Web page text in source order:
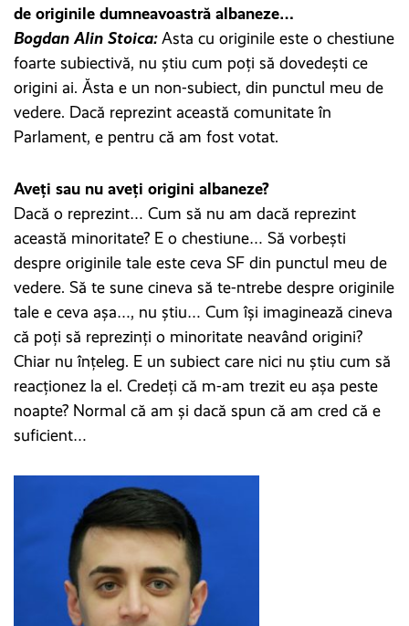
de originile dumneavoastră albaneze…
Bogdan Alin Stoica:Asta cu originile este o chestiune
foarte subiectivă, nu știu cum poți să dovedești ce
origini ai. Ăsta e un non-subiect, din punctul meu de
vedere. Dacă reprezint această comunitate în
Parlament, e pentru că am fost votat.
Aveți sau nu aveți origini albaneze?
Dacă o reprezint… Cum să nu am dacă reprezint
această minoritate? E o chestiune… Să vorbești
despre originile tale este ceva SF din punctul meu de
vedere. Să te sune cineva să te-ntrebe despre originile
tale e ceva așa…, nu știu… Cum își imaginează cineva
că poți să reprezinți o minoritate neavând origini?
Chiar nu înțeleg. E un subiect care nici nu știu cum să
reacționez la el. Credeți că m-am trezit eu așa peste
noapte? Normal că am și dacă spun că am cred că e
suficient…